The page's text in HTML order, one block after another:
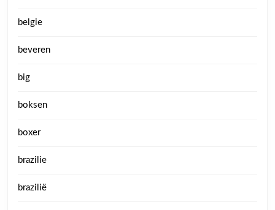
belgie
beveren
big
boksen
boxer
brazilie
brazilië